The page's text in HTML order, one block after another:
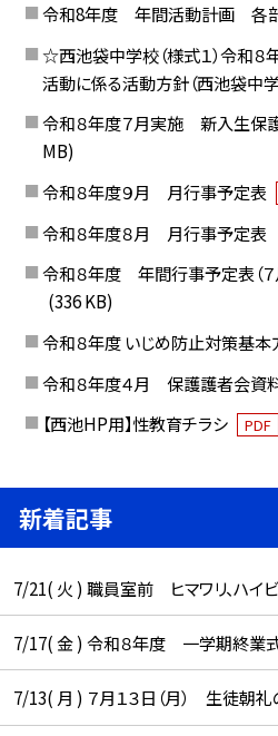
令和8年度 年間活動計画 各
☆西池袋中学校（様式１）令和
活動に係る活動方針（西池袋中学
令和８年度７月実施 新入生保
MB)
令和８年度９月 月行事予定表
令和８年度８月 月行事予定表
令和８年度 年間行事予定表（７
(336 KB)
令和８年度 いじめ防止対策基本
令和８年度４月 保護護者会資
【西池HP用】性教育チラシ PDF
新着記事
7/21( 火 ) 職員室前 ヒマワリ、ハイ
7/17( 金 ) 令和８年度 一学期終業
7/13( 月 ) ７月１３日（月） 生徒朝